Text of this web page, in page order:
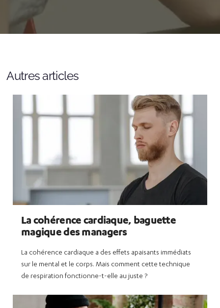
Autres articles
La cohérence cardiaque, baguette
magique des managers
La cohérence cardiaque a des effets apaisants immédiats
sur le mental et le corps. Mais comment cette technique
de respiration fonctionne-t-elle au juste ?